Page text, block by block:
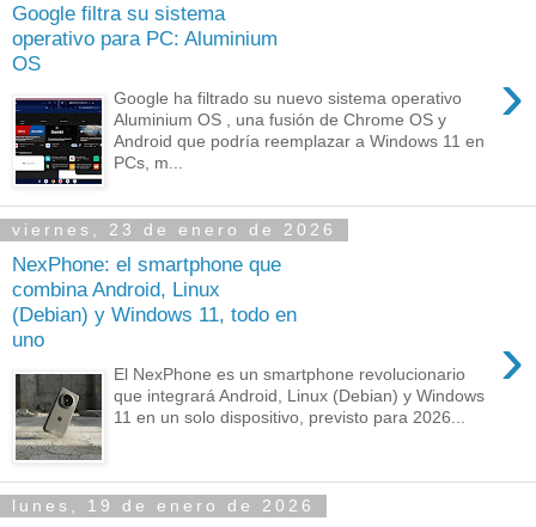
Google filtra su sistema
operativo para PC: Aluminium
OS
›
Google ha filtrado su nuevo sistema operativo
Aluminium OS , una fusión de Chrome OS y
Android que podría reemplazar a Windows 11 en
PCs, m...
viernes, 23 de enero de 2026
NexPhone: el smartphone que
combina Android, Linux
(Debian) y Windows 11, todo en
uno
›
El NexPhone es un smartphone revolucionario
que integrará Android, Linux (Debian) y Windows
11 en un solo dispositivo, previsto para 2026...
lunes, 19 de enero de 2026